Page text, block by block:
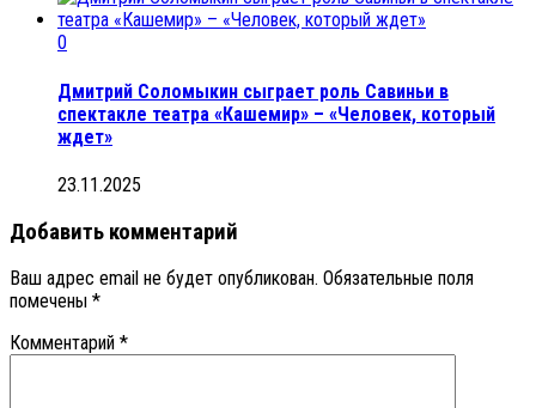
0
Дмитрий Соломыкин сыграет роль Савиньи в
спектакле театра «Кашемир» – «Человек, который
ждет»
23.11.2025
Добавить комментарий
Ваш адрес email не будет опубликован. Обязательные поля
помечены *
Комментарий *